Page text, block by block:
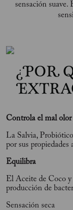
sensación suave.
¿POR
Controla el mal olor
La Salvia,
por sus propiedades
Equilibra
El Aceite de Coco
producción de
Sensación seca